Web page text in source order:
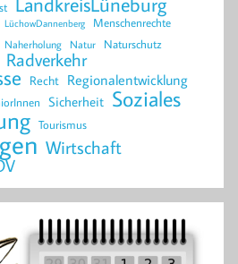
LüchowDannenberg Menschenrechte
Naherholung Natur Naturschutz
Radverkehr
Recht Regionalentwicklung
Sicherheit Soziales
Tourismus
Wirtschaft